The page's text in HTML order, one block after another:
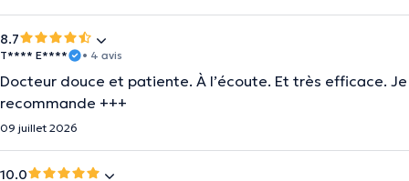
8.7
T**** E**** • 4 avis
Docteur douce et patiente. À l’écoute. Et très efficace. Je
recommande +++
09 juillet 2026
10.0